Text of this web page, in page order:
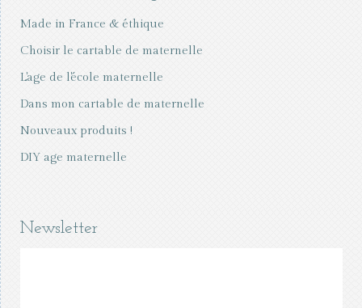
Made in France & éthique
Choisir le cartable de maternelle
L'age de l'école maternelle
Dans mon cartable de maternelle
Nouveaux produits !
DIY age maternelle
Newsletter